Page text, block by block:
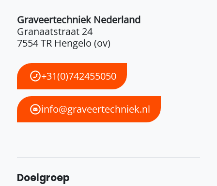
Graveertechniek Nederland
Granaatstraat 24
7554 TR Hengelo (ov)
+31(0)742455050
info@graveertechniek.nl
Doelgroep